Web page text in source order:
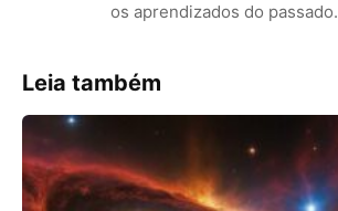
os aprendizados do passado.
Leia também